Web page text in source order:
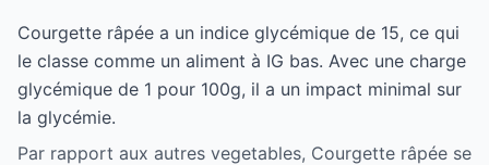
Courgette râpée a un indice glycémique de 15, ce qui
le classe comme un aliment à IG bas. Avec une charge
glycémique de 1 pour 100g, il a un impact minimal sur
la glycémie.
Par rapport aux autres vegetables, Courgette râpée se